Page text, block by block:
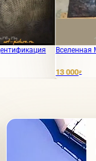
Вселенная Масло, холст